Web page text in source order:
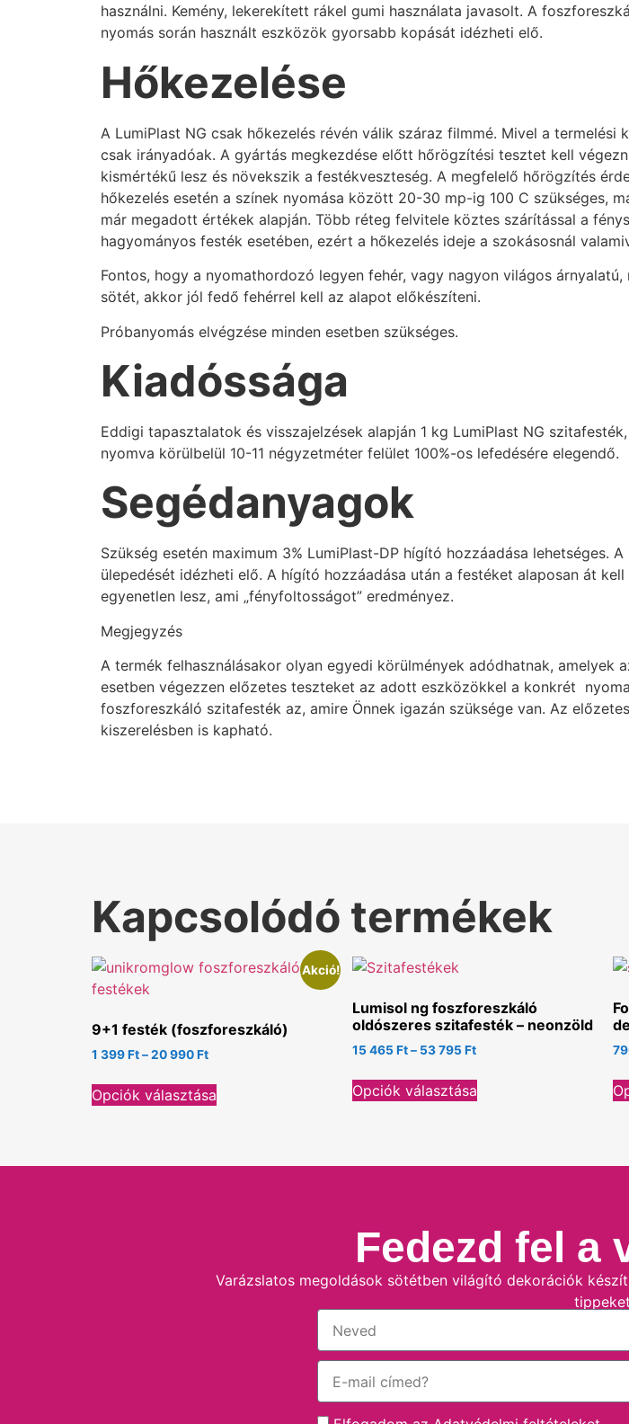
használni. Kemény, lekerekített rákel gumi használata javasolt. A
nyomás során használt eszközök gyorsabb kopását idézheti elő.
Hőkezelése
A LumiPlast NG csak hőkezelés révén válik száraz filmmé. Mivel a
csak irányadóak. A gyártás megkezdése előtt hőrögzítési tesztet kell
kismértékű lesz és növekszik a festékveszteség. A megfelelő hőrögzítés
hőkezelés esetén a színek nyomása között 20-30 mp-ig 100 C szükséges,
már megadott értékek alapján. Több réteg felvitele köztes szárítással a
hagyományos festék esetében, ezért a hőkezelés ideje a szokásosnál
Fontos, hogy a nyomathordozó legyen fehér, vagy nagyon világos
sötét, akkor jól fedő fehérrel kell az alapot előkészíteni.
Próbanyomás elvégzése minden esetben szükséges.
Kiadóssága
Eddigi tapasztalatok és visszajelzések alapján 1 kg LumiPlast NG
nyomva körülbelül 10-11 négyzetméter felület 100%-os lefedésére elegendő.
Segédanyagok
Szükség esetén maximum 3% LumiPlast-DP hígító hozzáadása
ülepedését idézheti elő. A hígító hozzáadása után a festéket alaposan át
egyenetlen lesz, ami „fényfoltosságot” eredményez.
Megjegyzés
A termék felhasználásakor olyan egyedi körülmények adódhatnak,
esetben végezzen előzetes teszteket az adott eszközökkel a konkrét
foszforeszkáló szitafesték az, amire Önnek igazán szüksége van. Az
kiszerelésben is kapható.
Kapcsolódó termékek
Akció!
9+1 festék (foszforeszkáló)
1 399Ft–20 990Ft
Opciók választása
Lumisol ng foszforeszkáló
oldószeres szitafesték – neonzöld
15 465Ft– 53 795Ft
Opciók választása
Fedezd fel a
Varázslatos megoldások sötétben világító dekorációk